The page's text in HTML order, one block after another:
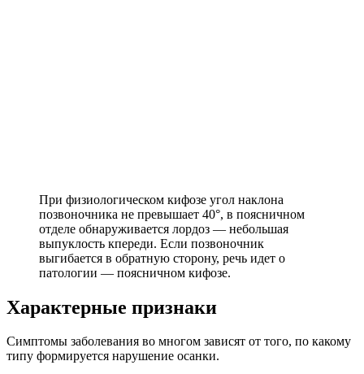
При физиологическом кифозе угол наклона
позвоночника не превышает 40°, в поясничном
отделе обнаруживается лордоз — небольшая
выпуклость кпереди. Если позвоночник
выгибается в обратную сторону, речь идет о
патологии — поясничном кифозе.
Характерные признаки
Симптомы заболевания во многом зависят от того, по какому
типу формируется нарушение осанки.